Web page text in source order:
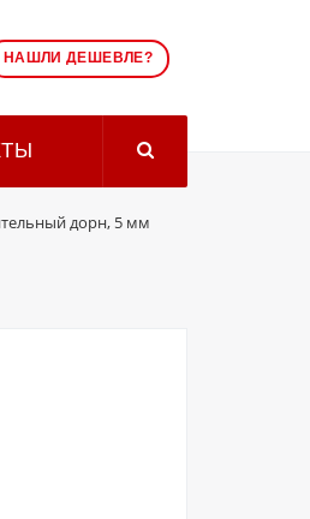
НАШЛИ ДЕШЕВЛЕ?
дорн, 5 мм